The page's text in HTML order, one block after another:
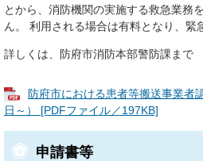
とから、消防機関の実施する救急業務
ん。 ​利用される場合は有料となり、緊
詳しくは、防府市消防本部警防課まで
防府市における患者等搬送事業者
日～） [PDFファイル／197KB]
申請書等